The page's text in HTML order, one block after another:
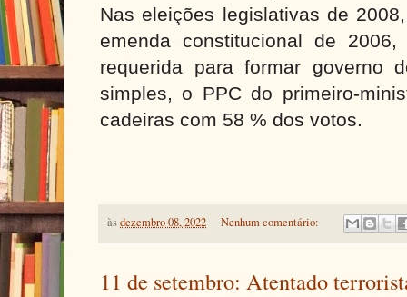
Nas eleições legislativas de
emenda constitucional de
requerida para formar governo
simples, o PPC do primeiro-
cadeiras com 58 % dos votos.
àsdezembro 08, 2022 Nenhum comentário:
11 de setembro: Atentado